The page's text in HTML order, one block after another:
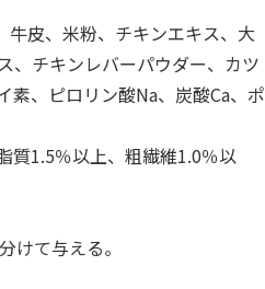
無添加良品 カムカ
ムデンタルコーン
牛皮、米粉、チキンエキス、大
、チキンレバーパウダー、カツ
素、ピロリン酸Na、炭酸Ca、ポ
質1.5％以上、粗繊維1.0％以
けて与える。